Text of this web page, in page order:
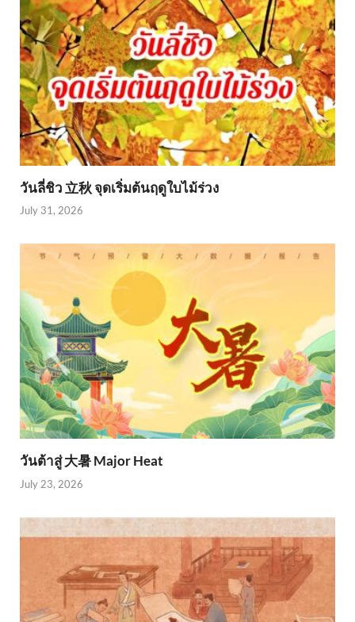
วันลี่ชิว 立秋 จุดเริ่มต้นฤดูใบไม้ร่วง
July 31, 2026
วันต้าสู่ 大暑 Major Heat
July 23, 2026